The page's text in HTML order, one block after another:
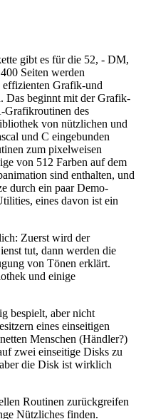
gibt es für die 52, - DM,
Seiten werden
Grafik-und
Das beginnt mit der Grafik-
Grafikroutinen des
von nützlichen und
und C eingebunden
zum pixelweisen
von 512 Farben auf dem
sind enthalten, und
durch ein paar Demo-
eines davon ist ein
Zuerst wird der
tut, dann werden die
von Tönen erklärt.
und einige
bespielt, aber nicht
eines einseitigen
Menschen (Händler?)
zwei einseitige Disks zu
die Disk ist wirklich
Routinen zurückgreifen
Nützliches finden.